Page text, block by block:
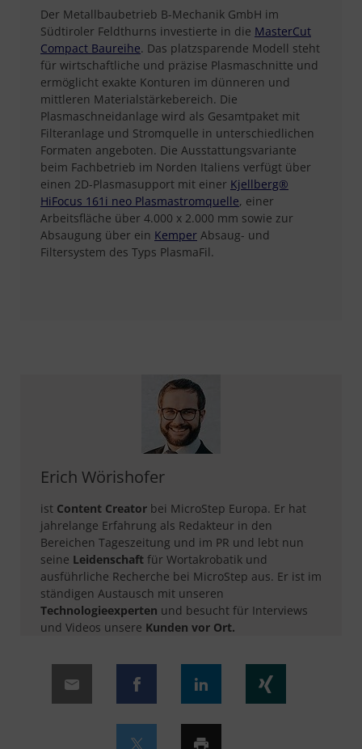
Der Metallbaubetrieb B-Mechanik GmbH im
Südtiroler Feldthurns investierte in die MasterCut
Compact Baureihe. Das platzsparende Modell steht
für wirtschaftliche und präzise Plasmaschnitte und
ermöglicht exakte Konturen im dünneren und
mittleren Materialstärkebereich. Die
Plasmaschneidanlage wird als Gesamtpaket mit
Filteranlage und Stromquelle in unterschiedlichen
Formaten angeboten. Die Ausstattungsvariante
beim Fachbetrieb im Norden Italiens verfügt über
einen 2D-Plasmasupport mit einer Kjellberg®
HiFocus 161i neo Plasmastromquelle, einer
Arbeitsfläche über 4.000 x 2.000 mm sowie zur
Absaugung über ein Kemper Absaug- und
Filtersystem des Typs PlasmaFil.
Erich Wörishofer
ist Content Creator bei MicroStep Europa. Er hat
jahrelange Erfahrung als Redakteur in den
Bereichen Tageszeitung und im PR und lebt nun
seine Leidenschaft für Wortakrobatik und
ausführliche Recherche bei MicroStep aus. Er ist im
ständigen Austausch mit unseren
Technologieexperten und besucht für Interviews
und Videos unsere Kunden vor Ort.​